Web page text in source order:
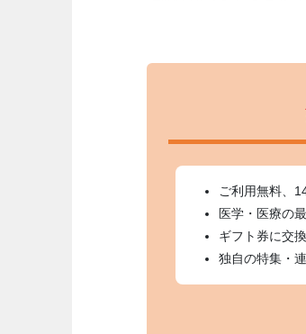
ご利用無料、
医学・医療の
ギフト券に交
独自の特集・